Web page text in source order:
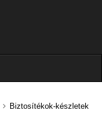
Biztosítékok-készletek